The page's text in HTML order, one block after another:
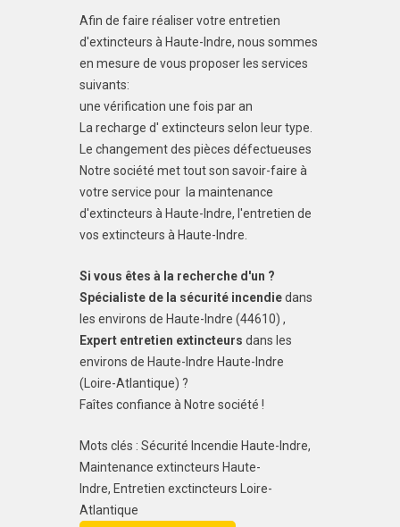
Afin de faire réaliser votre entretien
d'extincteurs à Haute-Indre, nous sommes
en mesure de vous proposer les services
suivants:
une vérification une fois par an
La recharge d' extincteurs selon leur type.
Le changement des pièces défectueuses
Notre société met tout son savoir-faire à
votre service pour la maintenance
d'extincteurs à Haute-Indre, l'entretien de
vos extincteurs à Haute-Indre.
Si vous êtes à la recherche d'un ?
Spécialiste de la sécurité incendiedans
les environs de Haute-Indre (44610) ,
Expert entretien extincteurs dans les
environs de Haute-Indre Haute-Indre
(Loire-Atlantique) ?
Faîtes confiance à Notre société !
Mots clés : Sécurité Incendie Haute-Indre,
Maintenance extincteurs Haute-
Indre, Entretien exctincteurs Loire-
Atlantique